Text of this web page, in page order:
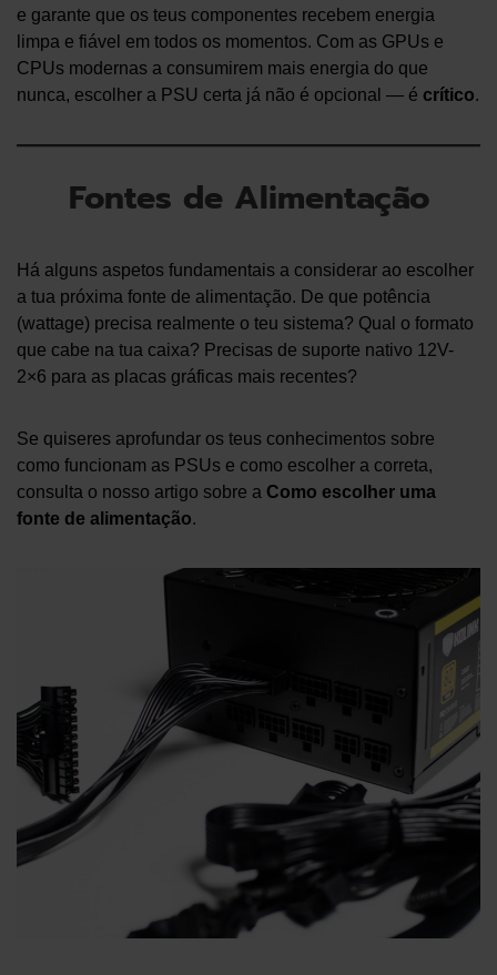
e garante que os teus componentes recebem energia
limpa e fiável em todos os momentos. Com as GPUs e
CPUs modernas a consumirem mais energia do que
nunca, escolher a PSU certa já não é opcional — é crítico.
Fontes de Alimentação
Há alguns aspetos fundamentais a considerar ao escolher
a tua próxima fonte de alimentação. De que potência
(wattage) precisa realmente o teu sistema? Qual o formato
que cabe na tua caixa? Precisas de suporte nativo 12V-
2×6 para as placas gráficas mais recentes?
Se quiseres aprofundar os teus conhecimentos sobre
como funcionam as PSUs e como escolher a correta,
consulta o nosso artigo sobre a Como escolher uma
fonte de alimentação.